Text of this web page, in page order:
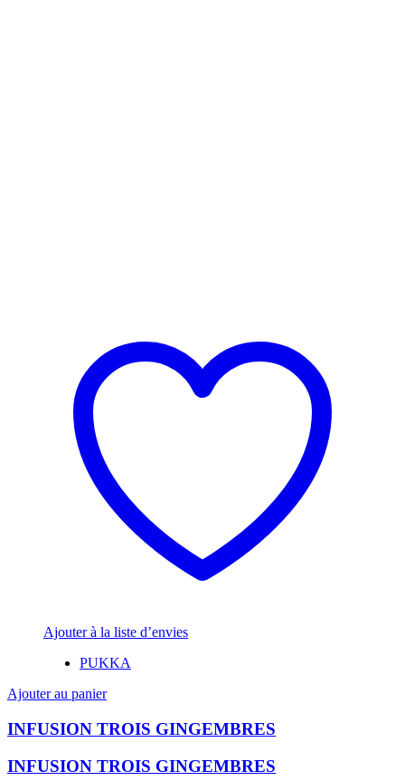
Ajouter à la liste d’envies
PUKKA
Ajouter au panier
INFUSION TROIS GINGEMBRES
INFUSION TROIS GINGEMBRES